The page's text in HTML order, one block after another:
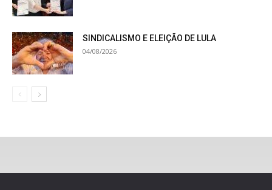
SINDICALISMO E ELEIÇÃO DE LULA
04/08/2026